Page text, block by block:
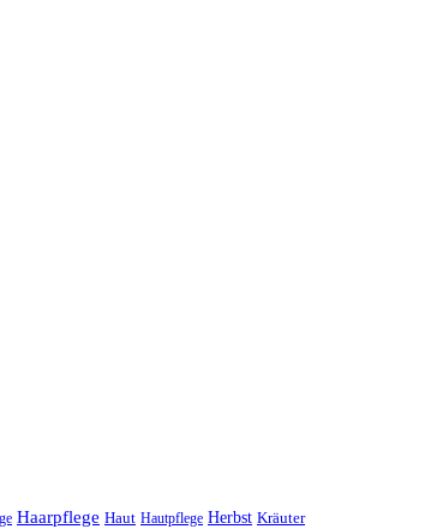
Haarpflege Haut Hautpflege Herbst Kräuter